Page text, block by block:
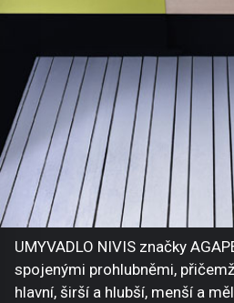
UMYVADLO NIVIS značky
spojenými prohlubněmi,
hlavní, širší a hlubší, menší a